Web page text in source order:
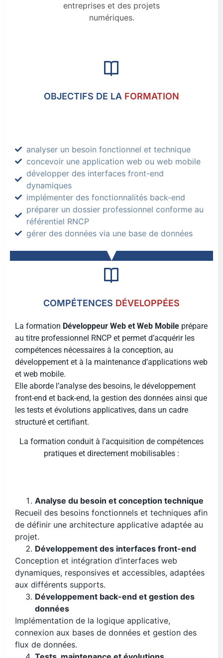
entreprises et des projets
numériques.
OBJECTIFS DE LA FORMATION
analyser un besoin fonctionnel et technique
concevoir une application web ou web mobile
développer des interfaces front-end
dynamiques
implémenter des fonctionnalités back-end
préparer un dossier professionnel conforme au
référentiel RNCP
gérer des données via une base de données
COMPÉTENCES DÉVELOPPÉES
La formation Développeur Web et Web Mobile prépare
au titre professionnel RNCP et permet d’acquérir les
compétences nécessaires à la conception, au
développement et à la maintenance d’applications web
et web mobile.
Elle aborde l’analyse des besoins, le développement
front-end et back-end, la gestion des données ainsi que
les tests et évolutions applicatives, dans un cadre
structuré et certifiant.
La formation conduit à l’acquisition de compétences
pratiques et directement mobilisables :
Analyse du besoin et conception technique
Recueil des besoins fonctionnels et techniques afin
de définir une architecture applicative adaptée au
projet.
Développement des interfaces front-end
Conception et intégration d’interfaces web
dynamiques, responsives et accessibles, adaptées
aux différents supports.
Développement back-end et gestion des
données
Implémentation de la logique applicative,
connexion aux bases de données et gestion des
flux de données.